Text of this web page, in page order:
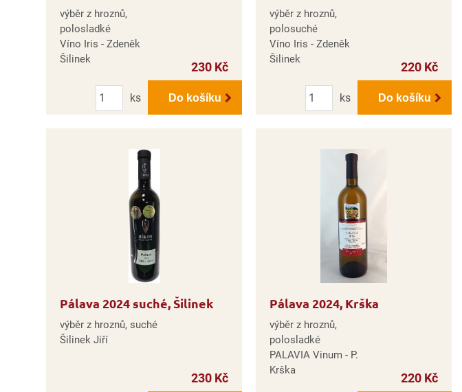
výběr z hroznů,
polosladké
Víno Iris - Zdeněk
Šilinek
230 Kč
Počet
ks
Do košíku
výběr z hroznů,
polosuché
Víno Iris - Zdeněk
Šilinek
220 Kč
Počet
ks
Do košíku
Pálava 2024 suché, Šilinek
výběr z hroznů, suché
Šilinek Jiří
230 Kč
Pálava 2024, Krška
výběr z hroznů,
polosladké
PALAVIA Vinum - P.
Krška
220 Kč